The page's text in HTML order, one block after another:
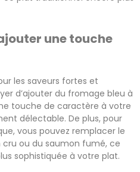
une touche
les saveurs fortes et
d’ajouter du fromage bleu à
touche de caractère à votre
délectable. De plus, pour
vous pouvez remplacer le
ou du saumon fumé, ce
sophistiquée à votre plat.